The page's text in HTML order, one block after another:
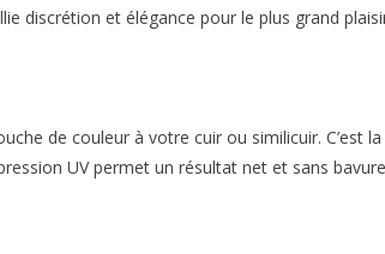
discrétion et élégance pour le plus grand
de couleur à votre cuir ou similicuir. C’est
UV permet un résultat net et sans